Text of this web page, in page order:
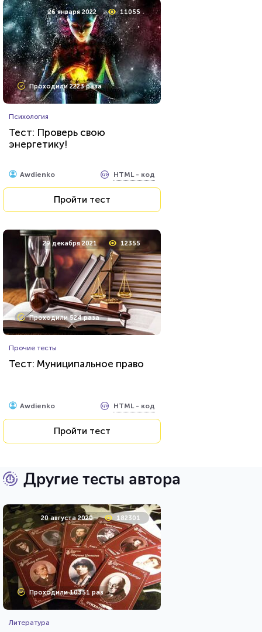
26 января 2022 11055
Проходили 2223 раза
Психология
Тест: Проверь свою
энергетику!
Awdienko HTML - код
Пройти тест
29 декабря 2021 12355
Проходили 524 раза
Прочие тесты
Тест: Муниципальное право
Awdienko HTML - код
Пройти тест
Другие тесты автора
20 августа 2020 182301
Проходили 10351 раз
Литература